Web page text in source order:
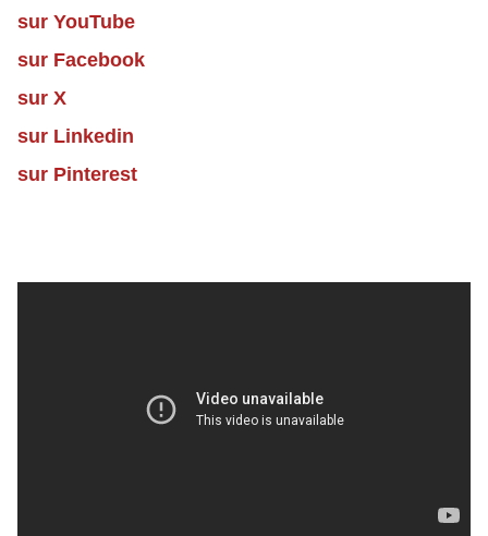
sur YouTube
sur Facebook
sur X
sur Linkedin
sur Pinterest